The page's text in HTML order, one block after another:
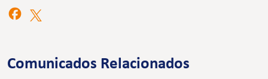
Comunicados Relacionados